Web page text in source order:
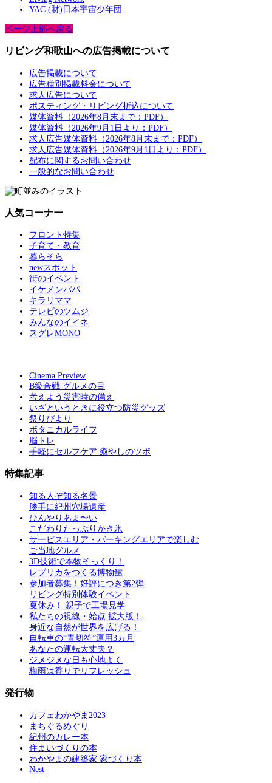
YAC (財)日本宇宙少年団
ページ上部へ戻る
リビング和歌山への広告掲載について
広告掲載について
広告種別掲載料金について
求人広告について
ポスティング・リビング折込について
媒体資料（2026年8月末まで：PDF）
媒体資料（2026年9月1日より：PDF）
求人広告媒体資料（2026年8月末まで：PDF）
求人広告媒体資料（2026年9月1日より：PDF）
配布に関するお問い合わせ
一般的なお問い合わせ
人気コーナー
フロント特集
子育て・教育
暮らそら
newスポット
街のイベント
イケメンパパ
キラリママ
テレビのツムジ
みんなのイイネ
スグレMONO
Cinema Preview
B級合戦 グルメの目
考えよう災害時の備え
いざというときに役立つ防災グッズ
祭りびより
ボタニカルライフ
脳トレ
手軽にセルフケア 癒やしのツボ
特集記事
知る人ぞ知る名景
勝手に紀州穴場遺産
ひんやりあま〜い
こだわりたっぷりかき氷
サービスエリア・パーキングエリアで楽しむ
ご当地グルメ
3D技術で本物そっくり！
レプリカをつくる博物館
参加者募集！好評につき第2弾
リビング特別体験イベント
夏休み！ 親子で工場見学
私たちの視線・始点 拡大版！
身近な自然が世界を広げる！
自転車の“青切符”運用3カ月
あなたの運転大丈夫？
ジメジメな日も心地よく
梅雨は香りでリフレッシュ
発行物
カフェわかやま2023
まちぐるめぐり
紀州のカレー本
住まいづくりの本
わかやまの建築家 家づくり本
Nest